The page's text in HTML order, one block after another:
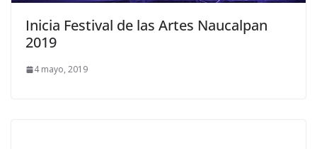
Inicia Festival de las Artes Naucalpan
2019
4 mayo, 2019